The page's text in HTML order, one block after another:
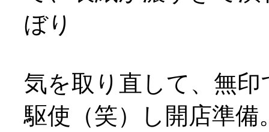
ぼり
気を取り直して、無
駆使（笑）し開店準備